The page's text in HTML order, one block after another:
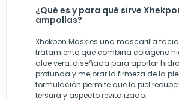
¿Qué es y para qué sirve
ampollas?
Xhekpon Mask es una mascarilla
tratamiento que combina colágeno
aloe vera, diseñada para aportar
profunda y mejorar la firmeza de la
formulación permite que la piel
tersura y aspecto revitalizado.